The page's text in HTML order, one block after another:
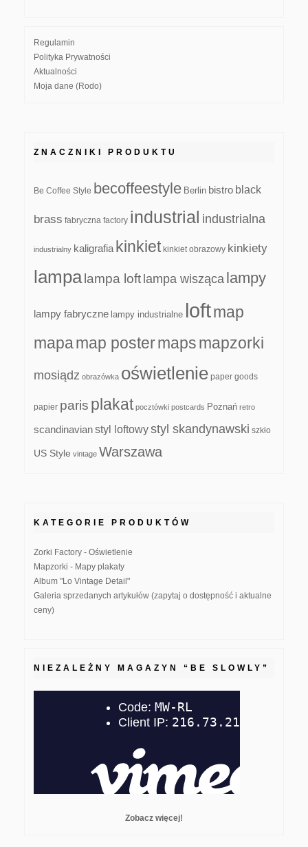
Regulamin
Polityka Prywatności
Aktualności
Moja dane (Rodo)
ZNACZNIKI PRODUKTU
Be Coffee Style becoffeestyle Berlin bistro black
brass fabryczna factory industrial industrialna
industrialny kaligrafia kinkiet kinkiet obrazowy kinkiety
lampa lampa loft lampa wisząca lampy
lampy fabryczne lampy industrialne loftmap
mapamap postermapsmapzorki
mosiądz obrazówka oświetlenie paper goods
papier paris plakat pocztówki postcards Poznań retro
scandinavianstyl loftowystyl skandynawski szkło
US Style vintage Warszawa
KATEGORIE PRODUKTÓW
Zorki Factory - Oświetlenie
Mapzorki - Mapy plakaty
Album "Lo Vintage Detail"
Galeria sprzedanych artykułów (zapytaj o dostępność i aktualne
ceny)
NIEZALEŻNY MAGAZYN “BE SLOWLY”
Zobacz więcej!